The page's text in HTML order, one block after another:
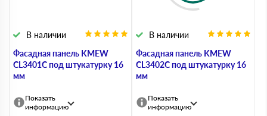
Фасадная панель KMEW
CL3401C под штукатурку 16
мм
В наличии
Показать
информацию
Фасадная панель KMEW
CL3402C под штукатурку 16
мм
В наличии
Показать
информацию